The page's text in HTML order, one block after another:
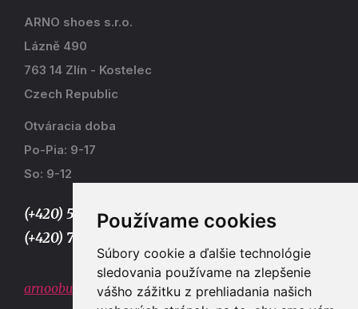
Používame cookies
Súbory cookie a ďalšie technológie
sledovania používame na zlepšenie
vášho zážitku z prehliadania našich
ARNO shoes s.r.o.
Lázně 490
763 14 Zlín - Kostelec
Czech Republic
Otváracia doba
Po-Pia: 9-17
So: 9-12
(+420) 577 915 036,
(+420) 773 667 390
arnoobuv@gmail.com